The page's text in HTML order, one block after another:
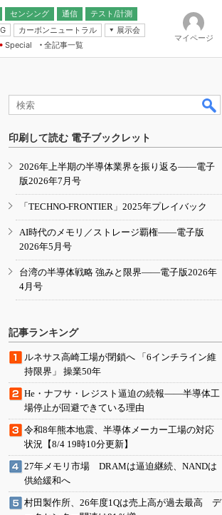
センシング
通信
テスト/計測
カーボンニュートラル
展示会
ジコンピューティング
FRONTIER
展
Special
全記事一覧
マイページ
印刷して読む 電子ブックレット
2026年上半期の半導体業界を振り返る――電子
版2026年7月号
「TECHNO-FRONTIER」2025年プレイバック
AI時代のメモリ／ストレージ覇権――電子版
2026年5月号
台湾の半導体戦略 強みと限界――電子版2026年
4月号
記事ランキング
ルネサス高崎工場が閉鎖へ 「6インチライン維
持限界」 操業50年
He・ナフサ・レジスト逼迫の続報――半導体工
場停止が回避できている理由
令和8年熊本地震、半導体メーカー工場の対応
状況【8/4 19時10分更新】
27年メモリ市場 DRAMは逼迫継続、NANDは
供給緩和へ
村田製作所、26年度1Qは売上高が過去最高 デ